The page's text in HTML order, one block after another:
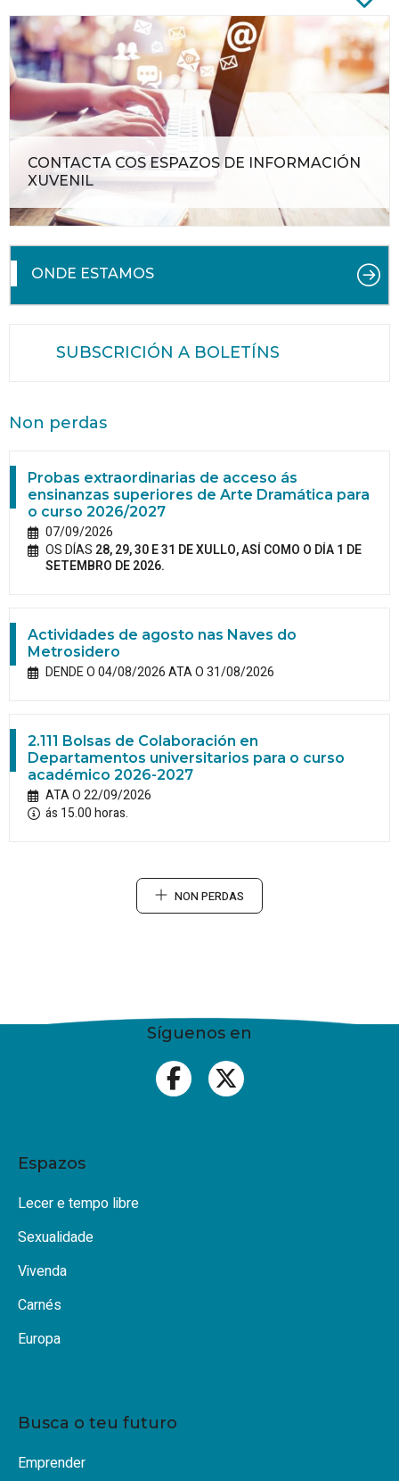
CONTACTA COS ESPAZOS DE INFORMACIÓN
XUVENIL
ONDE ESTAMOS
SUBSCRICIÓN A BOLETÍNS
Non perdas
Probas extraordinarias de acceso ás
ensinanzas superiores de Arte Dramática para
o curso 2026/2027
07/09/2026
OS DÍAS 28, 29, 30 E 31 DE XULLO, ASÍ COMO O DÍA 1 DE
SETEMBRO DE 2026.
Actividades de agosto nas Naves do
Metrosidero
DENDE O 04/08/2026 ATA O 31/08/2026
2.111 Bolsas de Colaboración en
Departamentos universitarios para o curso
académico 2026-2027
ATA O 22/09/2026
ás 15.00 horas.
NON PERDAS
Síguenos en
Espazos
Lecer e tempo libre
Sexualidade
Vivenda
Carnés
Europa
Busca o teu futuro
Emprender